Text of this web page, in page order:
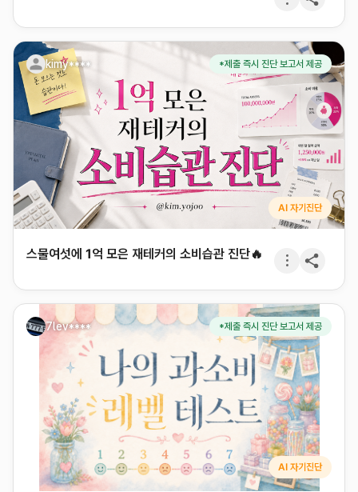
kimy**** *제출 즉시 진단 보고서 제공
AI 자기진단
스물여섯에 1억 모은 재테커의 소비습관 진단🔥
7lev**** *제출 즉시 진단 보고서 제공
AI 자기진단